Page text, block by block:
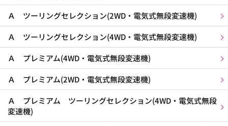
Ａ ツーリングセレクション(2WD・電気式無段変速機)
Ａ ツーリングセレクション(4WD・電気式無段変速機)
Ａ プレミアム(4WD・電気式無段変速機)
Ａ プレミアム(2WD・電気式無段変速機)
Ａ プレミアム ツーリングセレクション(4WD・電気式無段
変速機)